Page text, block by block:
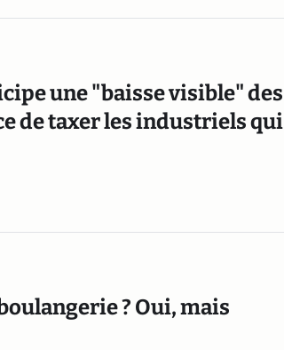
une "baisse visible" des
de taxer les industriels qui
? Oui, mais